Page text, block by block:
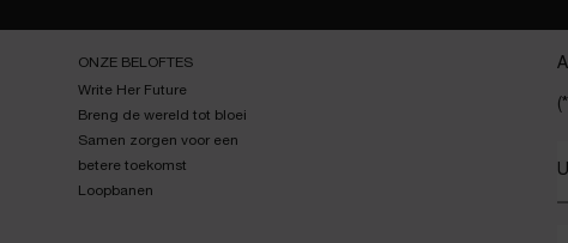
ONZE BELOFTES
Write Her Future
Breng de wereld tot bloei
Samen zorgen voor een
betere toekomst
Loopbanen